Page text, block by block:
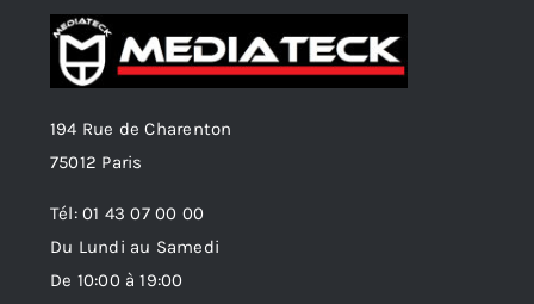
194 Rue de Charenton
75012 Paris
Tél: 01 43 07 00 00
Du Lundi au Samedi
De 10:00 à 19:00